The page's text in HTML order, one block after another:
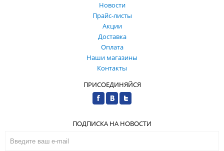
Новости
Прайс-листы
Акции
Доставка
Оплата
Наши магазины
Контакты
ПРИСОЕДИНЯЙСЯ
ПОДПИСКА НА НОВОСТИ